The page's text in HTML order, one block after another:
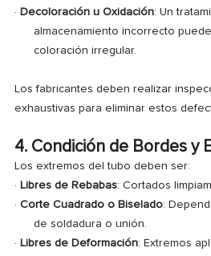
· Decoloración u Oxidación: Un
almacenamiento incorrecto
coloración irregular.
Los fabricantes deben realizar
exhaustivas para eliminar estos
4. Condición de Bordes y
Los extremos del tubo deben ser:
· Libres de Rebabas: Cortados
· Corte Cuadrado o Biselado:
de soldadura o unión.
· Libres de Deformación: Extremos